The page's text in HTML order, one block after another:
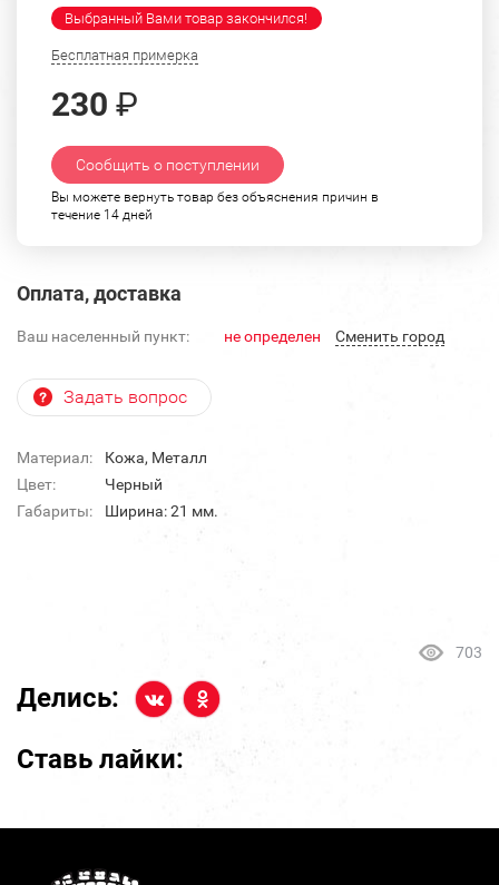
Выбранный Вами товар закончился!
Бесплатная примерка
230 ₽
Сообщить о поступлении
Вы можете вернуть товар без объяснения причин в
течение 14 дней
Оплата, доставка
Ваш населенный пункт: не определен Cменить город
Задать вопрос
Материал:
Кожа, Металл
Цвет:
Черный
Габариты:
Ширина: 21 мм.
703
Делись:
Ставь лайки: